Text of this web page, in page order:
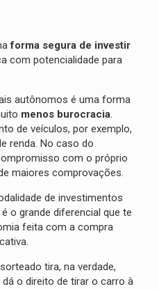
forma segura de investir
com potencialidade para
autônomos é uma forma
menos burocracia.
de veículos, por exemplo,
renda. No caso do
com o próprio
maiores comprovações.
de investimentos
é o grande diferencial que te
feita com a compra
tira, na verdade,
o direito de tirar o carro à